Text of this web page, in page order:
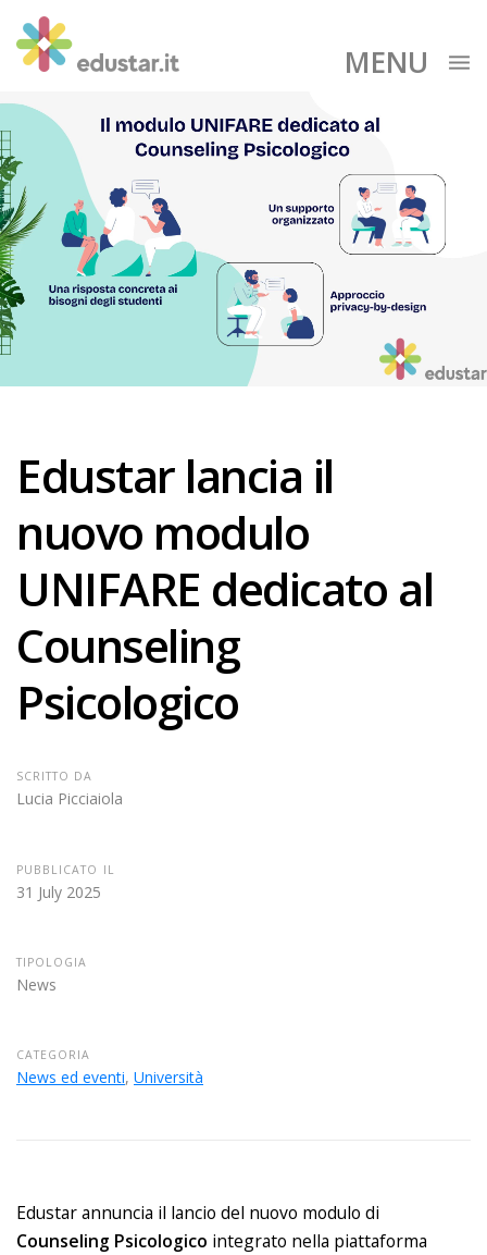
MENU
Edustar lancia il
nuovo modulo
UNIFARE dedicato al
Counseling
Psicologico
SCRITTO DA
Lucia Picciaiola
PUBBLICATO IL
31 July 2025
TIPOLOGIA
News
CATEGORIA
News ed eventi, Università
Edustar annuncia il lancio del nuovo modulo di
Counseling Psicologico integrato nella piattaforma